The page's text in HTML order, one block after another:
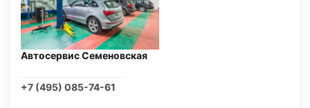
Автосервис Семеновская
+7 (495) 085-74-61